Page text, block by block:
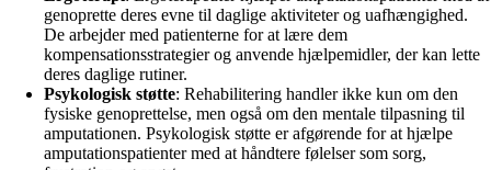
genoprette deres evne til daglige aktiviteter og uafhængighed.
De arbejder med patienterne for at lære dem
kompensationsstrategier og anvende hjælpemidler, der kan lette
deres daglige rutiner.
Psykologisk støtte: Rehabilitering handler ikke kun om den
fysiske genoprettelse, men også om den mentale tilpasning til
amputationen. Psykologisk støtte er afgørende for at hjælpe
amputationspatienter med at håndtere følelser som sorg,